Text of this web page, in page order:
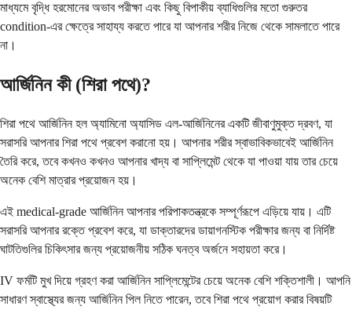
মাধ্যমে বৃদ্ধি হরমোনের অভাব পরীক্ষা এবং কিছু বিপাকীয় ব্যাধিগুলির মতো গুরুতর
condition-এর ক্ষেত্রে সাহায্য করতে পারে যা আপনার শরীর নিজে থেকে সামলাতে পারে
না।
আর্জিনিন কী (শিরা পথে)?
শিরা পথে আর্জিনিন হল অ্যামিনো অ্যাসিড এল-আর্জিনিনের একটি জীবাণুমুক্ত দ্রবণ, যা
সরাসরি আপনার শিরা পথে প্রবেশ করানো হয়। আপনার শরীর স্বাভাবিকভাবেই আর্জিনিন
তৈরি করে, তবে কখনও কখনও আপনার খাদ্য বা সাপ্লিমেন্ট থেকে যা পাওয়া যায় তার চেয়ে
অনেক বেশি মাত্রার প্রয়োজন হয়।
এই medical-grade আর্জিনিন আপনার পরিপাকতন্ত্রকে সম্পূর্ণরূপে এড়িয়ে যায়। এটি
সরাসরি আপনার রক্তে প্রবেশ করে, যা ডাক্তারদের ডায়াগনস্টিক পরীক্ষার জন্য বা নির্দিষ্ট
ঘাটতিগুলির চিকিৎসার জন্য প্রয়োজনীয় সঠিক ঘনত্ব অর্জনে সহায়তা করে।
IV ফর্মটি মুখ দিয়ে গ্রহণ করা আর্জিনিন সাপ্লিমেন্টের চেয়ে অনেক বেশি শক্তিশালী। আপনি
সাধারণ স্বাস্থ্যের জন্য আর্জিনিন পিল নিতে পারেন, তবে শিরা পথে প্রয়োগ করার বিষয়টি